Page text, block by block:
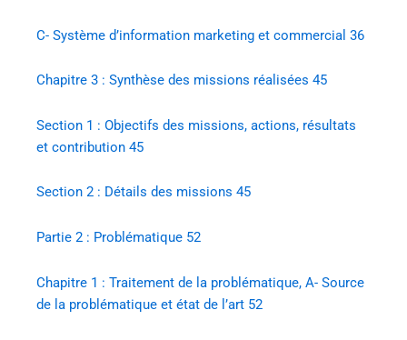
C- Système d’information marketing et commercial 36
Chapitre 3 : Synthèse des missions réalisées 45
Section 1 : Objectifs des missions, actions, résultats
et contribution 45
Section 2 : Détails des missions 45
Partie 2 : Problématique 52
Chapitre 1 : Traitement de la problématique, A- Source
de la problématique et état de l’art 52